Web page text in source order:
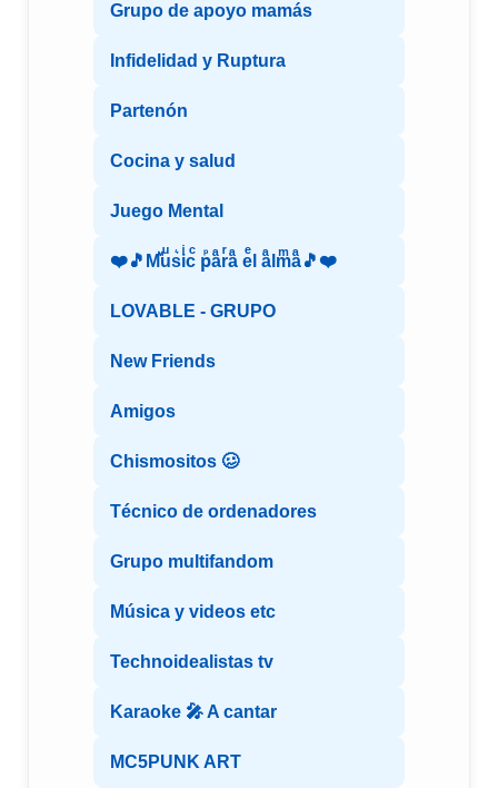
Grupo de apoyo mamás
Infidelidad y Ruptura
Partenón
Cocina y salud
Juego Mental
❤️🎵Mⷨuͧs͛iͥcͨ рⷬaͣrͬaͣ eͤl aͣlmͫaͣ🎵❤️
LOVABLE - GRUPO
New Friends
Amigos
Chismositos 🥴
Técnico de ordenadores
Grupo multifandom
Música y videos etc
Technoidealistas tv
Karaoke 🎤 A cantar
MC5PUNK ART